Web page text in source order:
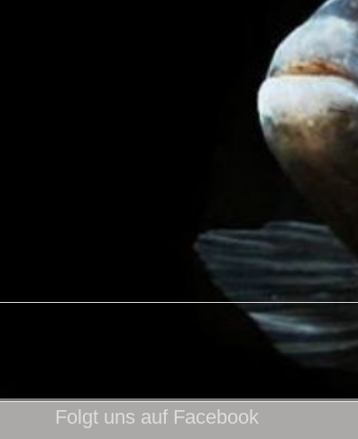
Folgt uns auf Facebook